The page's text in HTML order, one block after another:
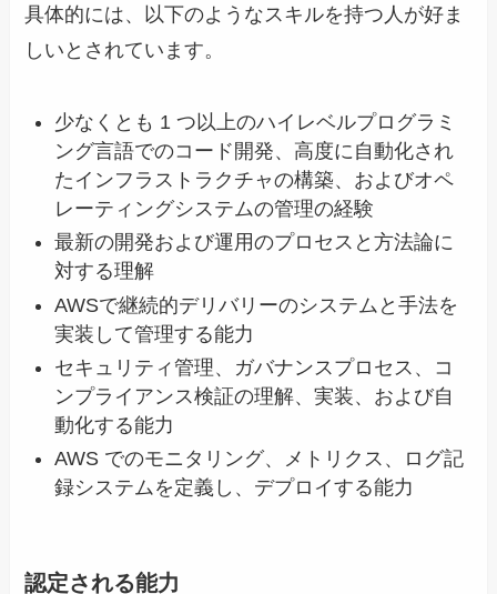
具体的には、以下のようなスキルを持つ人が好ま
しいとされています。
少なくとも 1 つ以上のハイレベルプログラミ
ング言語でのコード開発、高度に自動化され
たインフラストラクチャの構築、およびオペ
レーティングシステムの管理の経験
最新の開発および運用のプロセスと方法論に
対する理解
AWSで継続的デリバリーのシステムと手法を
実装して管理する能力
セキュリティ管理、ガバナンスプロセス、コ
ンプライアンス検証の理解、実装、および自
動化する能力
AWS でのモニタリング、メトリクス、ログ記
録システムを定義し、デプロイする能力
認定される能力